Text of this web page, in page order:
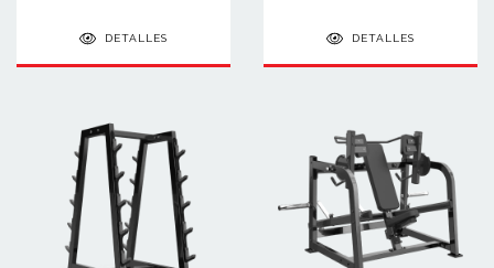
DETALLES DETALLES